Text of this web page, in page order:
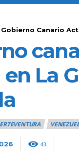
Gobierno Canario
La
43